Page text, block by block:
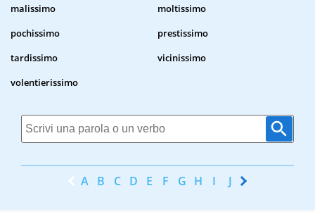
malissimo
moltissimo
pochissimo
prestissimo
tardissimo
vicinissimo
volentierissimo
A B C D E F G H I J K